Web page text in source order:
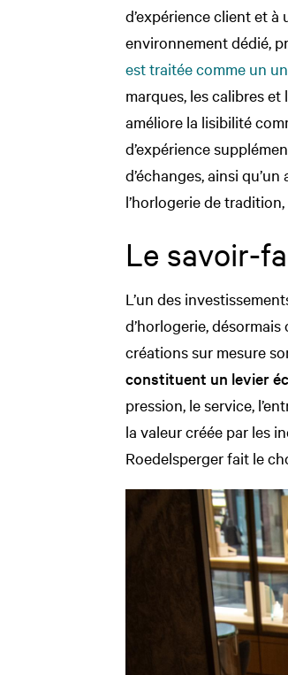
d’expérience client et
environnement dédié,
est traitée comme un
marques, les calibres
améliore la lisibilité
d’expérience
d’échanges, ainsi
l’horlogerie de
Le savoir-
L’un des
d’horlogerie,
créations sur mesure
constituent un levier
pression, le service,
la valeur créée par les
Roedelsperger fait le